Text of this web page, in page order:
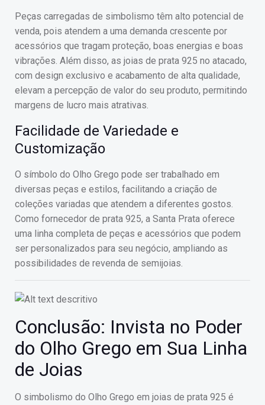
Peças carregadas de simbolismo têm alto potencial de
venda, pois atendem a uma demanda crescente por
acessórios que tragam proteção, boas energias e boas
vibrações. Além disso, as joias de prata 925 no atacado,
com design exclusivo e acabamento de alta qualidade,
elevam a percepção de valor do seu produto, permitindo
margens de lucro mais atrativas.
Facilidade de Variedade e
Customização
O símbolo do Olho Grego pode ser trabalhado em
diversas peças e estilos, facilitando a criação de
coleções variadas que atendem a diferentes gostos.
Como fornecedor de prata 925, a Santa Prata oferece
uma linha completa de peças e acessórios que podem
ser personalizados para seu negócio, ampliando as
possibilidades de revenda de semijoias.
Conclusão: Invista no Poder
do Olho Grego em Sua Linha
de Joias
O simbolismo do Olho Grego em joias de prata 925 é